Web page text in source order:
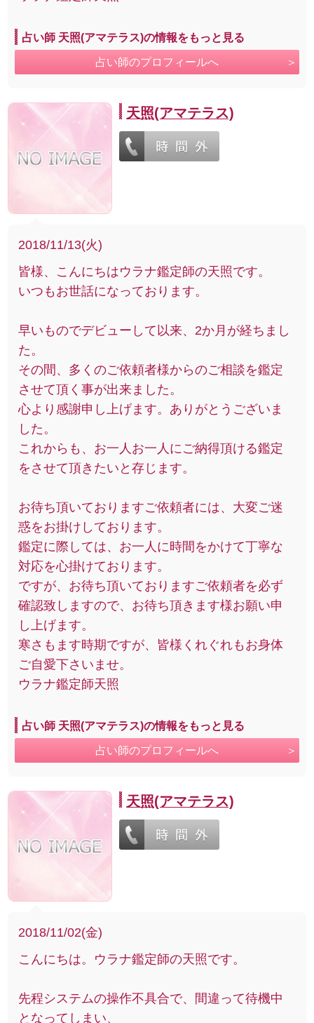
占い師 天照(アマテラス)の情報をもっと見る
占い師のプロフィールへ
天照(アマテラス)
2018/11/13(火)
皆様、こんにちはウラナ鑑定師の天照です。
いつもお世話になっております。
早いものでデビューして以来、2か月が経ちまし
た。
その間、多くのご依頼者様からのご相談を鑑定
させて頂く事が出来ました。
心より感謝申し上げます。ありがとうございま
した。
これからも、お一人お一人にご納得頂ける鑑定
をさせて頂きたいと存じます。
お待ち頂いておりますご依頼者には、大変ご迷
惑をお掛けしております。
鑑定に際しては、お一人に時間をかけて丁寧な
対応を心掛けております。
ですが、お待ち頂いておりますご依頼者を必ず
確認致しますので、お待ち頂きます様お願い申
し上げます。
寒さもます時期ですが、皆様くれぐれもお身体
ご自愛下さいませ。
ウラナ鑑定師天照
占い師 天照(アマテラス)の情報をもっと見る
占い師のプロフィールへ
天照(アマテラス)
2018/11/02(金)
こんにちは。ウラナ鑑定師の天照です。
先程システムの操作不具合で、間違って待機中
となってしまい、